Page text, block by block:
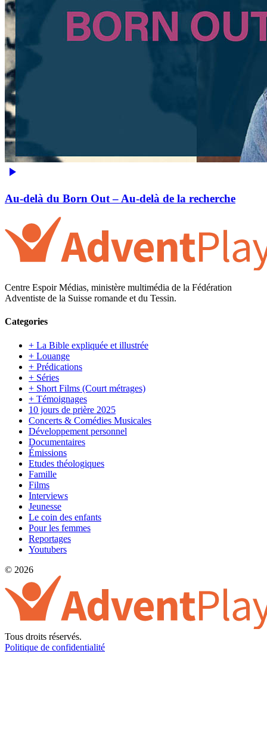
Au-delà du Born Out – Au-delà de la recherche
Centre Espoir Médias, ministère multimédia de la Fédération
Adventiste de la Suisse romande et du Tessin.
Categories
+ La Bible expliquée et illustrée
+ Louange
+ Prédications
+ Séries
+ Short Films (Court métrages)
+ Témoignages
10 jours de prière 2025
Concerts & Comédies Musicales
Développement personnel
Documentaires
Émissions
Etudes théologiques
Famille
Films
Interviews
Jeunesse
Le coin des enfants
Pour les femmes
Reportages
Youtubers
© 2026
Tous droits réservés.
Politique de confidentialité